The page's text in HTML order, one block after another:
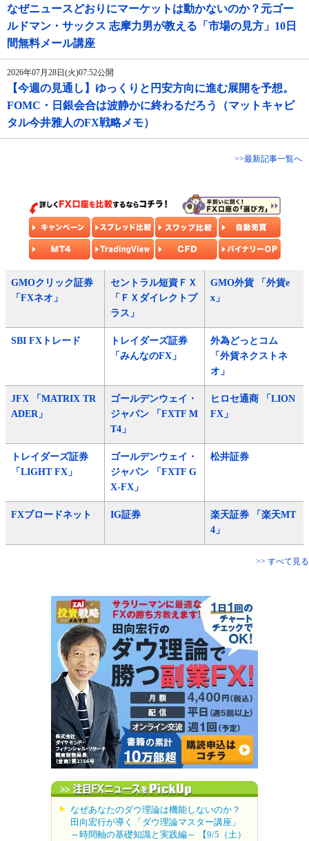
なぜニュースどおりにマーケットは動かないのか？元ゴー
ルドマン・サックス 志摩力男が教える「市場の見方」10日
間無料メール講座
2026年07月28日(火)07:52公開
【今週の見通し】ゆっくりと円安方向に進む展開を予想。
FOMC・日銀会合は波静かに終わるだろう（マットキャピ
タル今井雅人のFX戦略メモ）
>>最新記事一覧へ
GMOクリック証券
「FXネオ」
セントラル短資ＦＸ
「ＦＸダイレクトプ
ラス」
GMO外貨 「外貨e
x」
SBI FXトレード
トレイダーズ証券
「みんなのFX」
外為どっとコム
「外貨ネクストネ
オ」
JFX 「MATRIX TR
ADER」
ゴールデンウェイ・
ジャパン 「FXTF M
T4」
ヒロセ通商 「LION
FX」
トレイダーズ証券
「LIGHT FX」
ゴールデンウェイ・
ジャパン 「FXTF G
X-FX」
松井証券
FXブロードネット IG証券
楽天証券 「楽天MT
4」
>> すべて見る
なぜあなたのダウ理論は機能しないのか？
田向宏行が導く「ダウ理論マスター講座」
～時間軸の基礎知識と実践編～ 【9/5（土）